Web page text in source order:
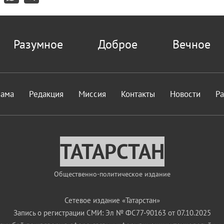
Разумное Доброе Вечное
Редакция Миссия Контакты Новости
ТАТАРСТАН
Общественно-политическое издание
Сетевое издание «Татарстан»
Запись о регистрации СМИ: Эл № ФС77-90163 от 07.10.2025